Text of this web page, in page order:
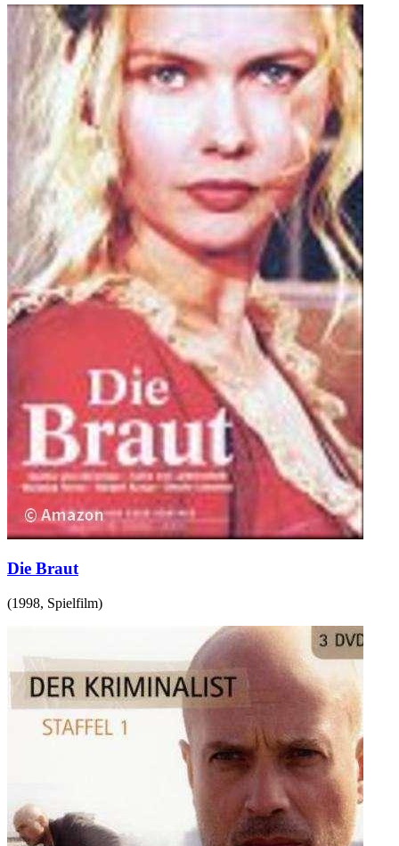
Die Braut
(1998, Spielfilm)